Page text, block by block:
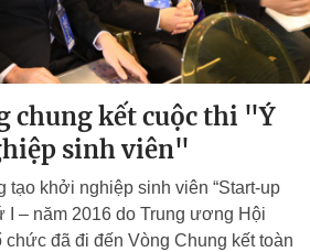
chung kết cuộc thi "Ý
sinh viên"
tạo khởi nghiệp sinh viên “Start-up
I – năm 2016 do Trung ương Hội
chức đã đi đến Vòng Chung kết toàn